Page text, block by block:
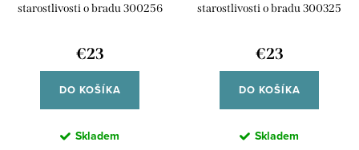
starostlivosti o bradu 300256
€23
DO KOŠÍKA
Skladem
starostlivosti o bradu 300325
€23
DO KOŠÍKA
Skladem